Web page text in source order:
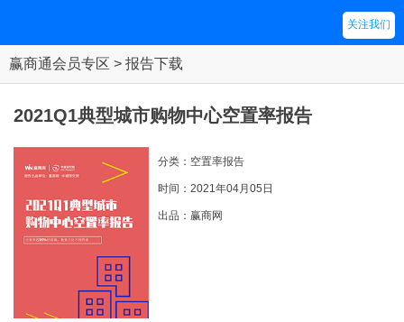
关注我们
赢商通会员专区 > 报告下载
2021Q1典型城市购物中心空置率报告
分类：空置率报告
时间：2021年04月05日
出品：赢商网